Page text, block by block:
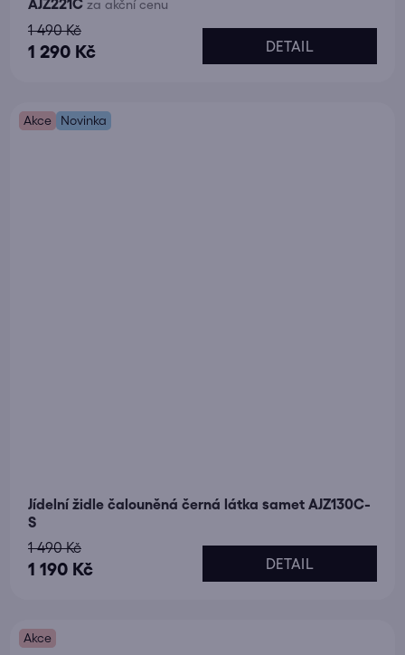
za akční cenu
1 290 Kč
1 490 Kč
DETAIL
Akce Novinka
Jídelní židle čalouněná černá látka samet AJZ130C-
S
1 190 Kč
1 490 Kč
DETAIL
Akce